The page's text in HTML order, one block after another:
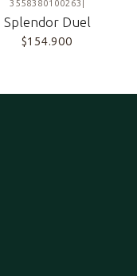
3558380100263 |
Splendor Duel
$154.900